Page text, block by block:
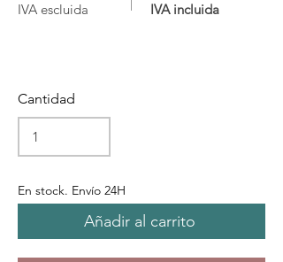
IVA escluida IVA incluida
Cantidad
En stock. Envío 24H
Añadir al carrito